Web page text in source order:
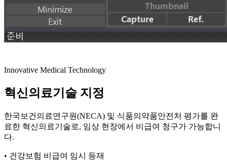
Innovative Medical Technology
혁신의료기술 지정
한국보건의료연구원(NECA) 및 식품의약품안전처 평가를 완
료한 혁신의료기술로, 임상 현장에서 비급여 청구가 가능합니
다.
• 건강보험 비급여 임시 등재